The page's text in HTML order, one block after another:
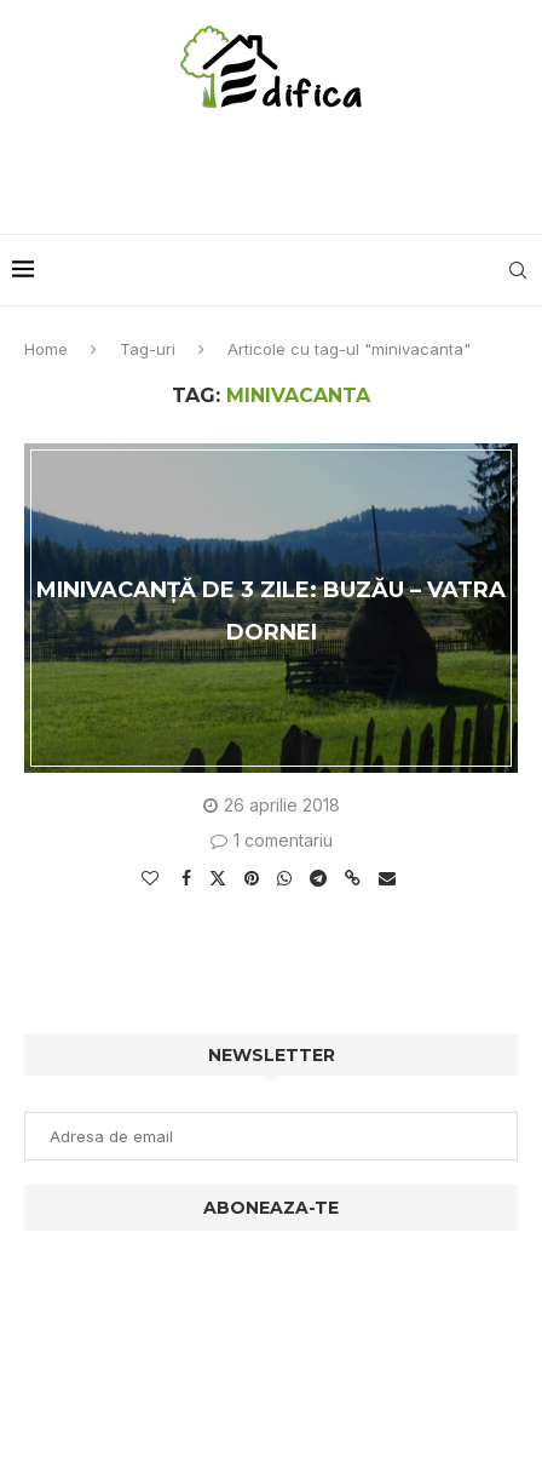
Home Tag-uri Articole cu tag-ul "minivacanta"
TAG: MINIVACANTA
MINIVACANȚĂ DE 3 ZILE: BUZĂU – VATRA
DORNEI
26 aprilie 2018
1 comentariu
NEWSLETTER